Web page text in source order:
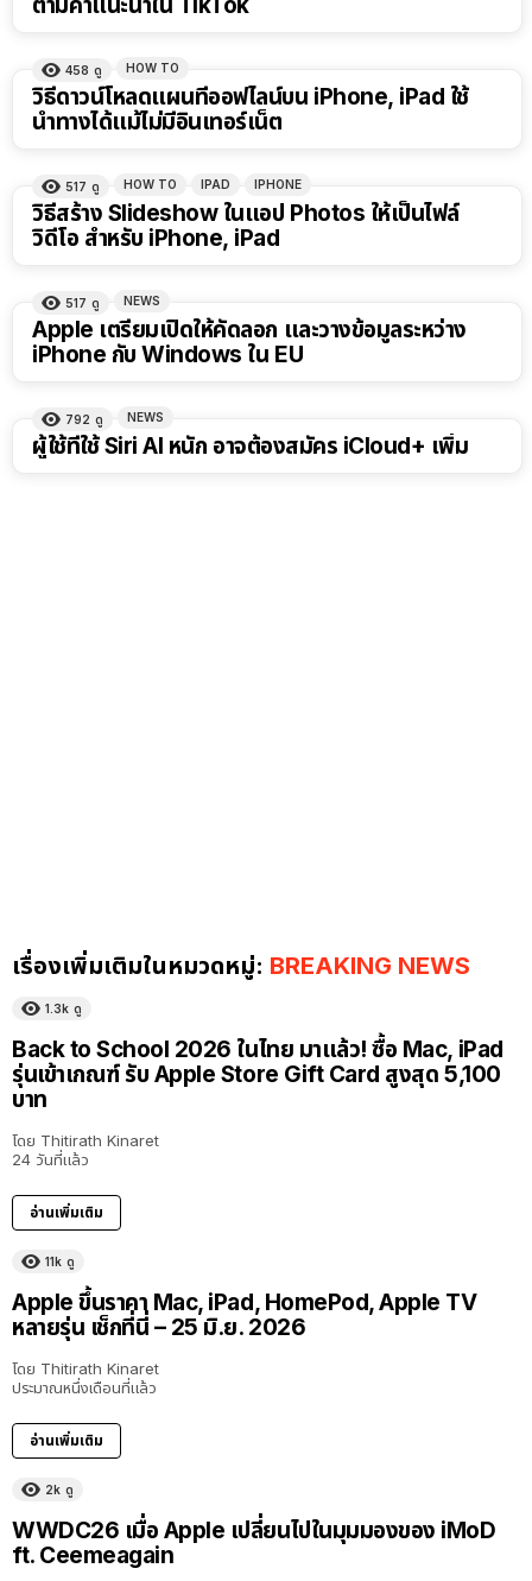
458 ดู HOW TO
วิธีดาวน์โหลดแผนที่ออฟไลน์บน iPhone, iPad ใช้
นำทางได้แม้ไม่มีอินเทอร์เน็ต
517 ดู HOW TO IPAD IPHONE
วิธีสร้าง Slideshow ในแอป Photos ให้เป็นไฟล์
วิดีโอ สำหรับ iPhone, iPad
517 ดู NEWS
Apple เตรียมเปิดให้คัดลอก และวางข้อมูลระหว่าง
iPhone กับ Windows ใน EU
792 ดู NEWS
ผู้ใช้ที่ใช้ Siri AI หนัก อาจต้องสมัคร iCloud+ เพิ่ม
เรื่องเพิ่มเติมในหมวดหมู่: BREAKING NEWS
1.3k ดู
Back to School 2026 ในไทย มาแล้ว! ซื้อ Mac, iPad
รุ่นเข้าเกณฑ์ รับ Apple Store Gift Card สูงสุด 5,100
บาท
โดย Thitirath Kinaret
24 วันที่แล้ว
อ่านเพิ่มเติม
11k ดู
Apple ขึ้นราคา Mac, iPad, HomePod, Apple TV
หลายรุ่น เช็กที่นี่ – 25 มิ.ย. 2026
โดย Thitirath Kinaret
ประมาณหนึ่งเดือนที่แล้ว
อ่านเพิ่มเติม
2k ดู
WWDC26 เมื่อ Apple เปลี่ยนไปในมุมมองของ iMoD
ft. Ceemeagain